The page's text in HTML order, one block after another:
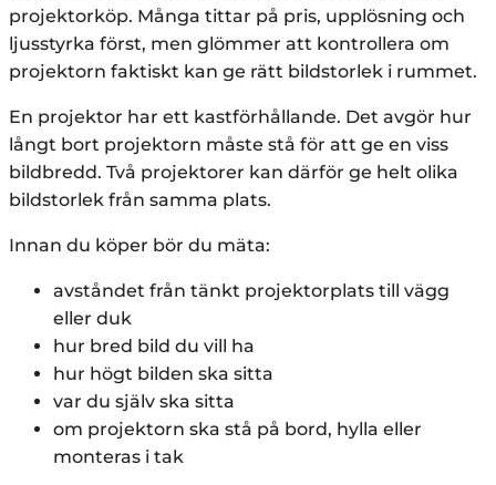
projektorköp. Många tittar på pris, upplösning och
ljusstyrka först, men glömmer att kontrollera om
projektorn faktiskt kan ge rätt bildstorlek i rummet.
En projektor har ett kastförhållande. Det avgör hur
långt bort projektorn måste stå för att ge en viss
bildbredd. Två projektorer kan därför ge helt olika
bildstorlek från samma plats.
Innan du köper bör du mäta:
avståndet från tänkt projektorplats till vägg
eller duk
hur bred bild du vill ha
hur högt bilden ska sitta
var du själv ska sitta
om projektorn ska stå på bord, hylla eller
monteras i tak